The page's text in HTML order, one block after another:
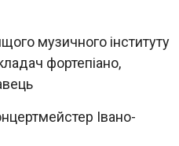
музичного інституту
фортепіано,
Івано-